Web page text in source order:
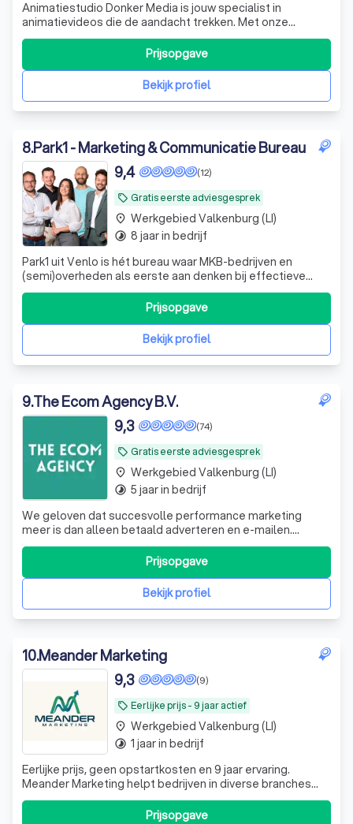
Animatiestudio Donker Media is jouw specialist in
animatievideos die de aandacht trekken. Met onze
animatie studio in Eindhoven verrassen we met creatieve
concepten die precies vertellen wat jij wilt overbrengen.
Dat doen we met een klein team van ervaren experts
vanuit Eindhoven, voor opdrachtgever
Bekijk profiel
Prijsopgave
8.Park1 - Marketing & Communicatie Bureau
local_offer Gratis eerste adviesgesprek
(12)
9,4
Park1 uit Venlo is hét bureau waar MKB-bedrijven en
(semi)overheden als eerste aan denken bij effectieve
marketing, slimme communicatie en digitale innovatie. We
groeien door onze klanten te laten groeien—met een
team waarin passie, plezier en resultaatgericht werken
hand in hand gaan. Wij helpen
Bekijk profiel
Prijsopgave
place Werkgebied Valkenburg (LI)
timelapse 8 jaar in bedrijf
9.The Ecom Agency B.V.
local_offer Gratis eerste adviesgesprek
(74)
9,3
We geloven dat succesvolle performance marketing
meer is dan alleen betaald adverteren en e-mailen.
Daarom gaan we verder: we zijn niet alleen uitvoerders,
maar adviseurs die meedenken met alle facetten van je
bedrijf. Met onze Beyond Paid Advertising methode
helpen wij ambitieuze bedrijven groeien
Bekijk profiel
Prijsopgave
place Werkgebied Valkenburg (LI)
timelapse 5 jaar in bedrijf
10.Meander Marketing
local_offer Eerlijke prijs - 9 jaar actief
(9)
9,3
Eerlijke prijs, geen opstartkosten en 9 jaar ervaring.
Meander Marketing helpt bedrijven in diverse branches
met marketing via SEO en SEA (Google & Bing Ads) voor
meer zichtbaarheid en klanten.
Prijsopgave
place Werkgebied Valkenburg (LI)
timelapse 1 jaar in bedrijf